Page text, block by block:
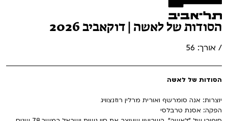
הסודות של לאשה | דוקאביב 2026
/ אורך: 56
הסודות של לאשה
יוצרות: אנה סומרשף ואורית מרלין רוזנצוויג
הפקה: אסנת טרבלסי